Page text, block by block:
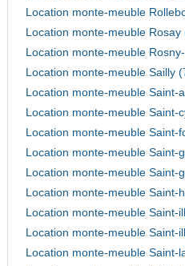
Location monte-meuble
Location monte-meuble Rosay
Location monte-meuble
Location monte-meuble Sailly
Location monte-meuble Saint-
Location monte-meuble Saint-
Location monte-meuble Saint-
Location monte-meuble
Location monte-meuble Saint-
Location monte-meuble Saint-
Location monte-meuble Saint-
Location monte-meuble Saint-
Location monte-meuble Saint-